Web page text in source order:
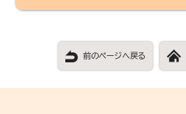
前のページへ戻る